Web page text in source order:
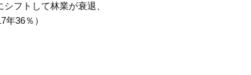
フトして林業が衰退、
36％）